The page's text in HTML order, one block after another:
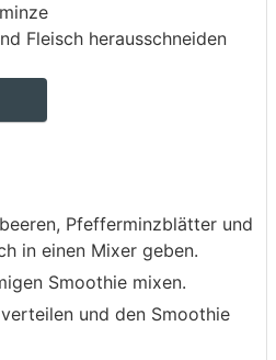
Fleisch herausschneiden
Pfefferminzblätter und
in einen Mixer geben.
Smoothie mixen.
und den Smoothie